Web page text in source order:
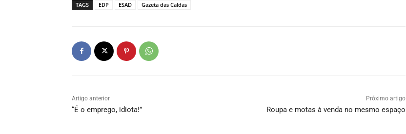
TAGS EDP ESAD Gazeta das Caldas
Artigo anterior
“É o emprego, idiota!”
Próximo artigo
Roupa e motas à venda no mesmo espaço